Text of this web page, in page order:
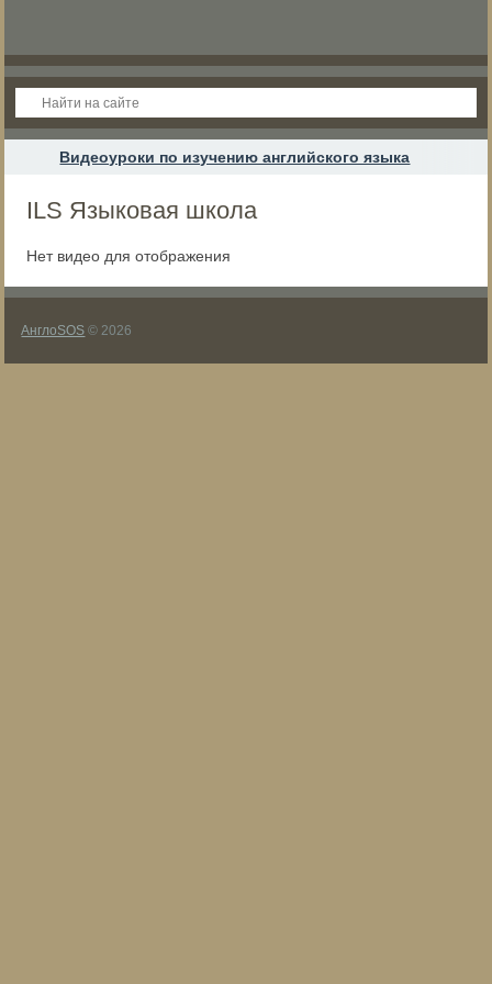
Видеоуроки по изучению английского языка
ILS Языковая школа
Нет видео для отображения
АнглоSOS © 2026